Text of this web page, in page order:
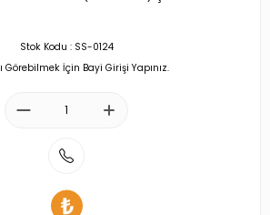
Stok Kodu : SS-0124
Görebilmek İçin Bayi Girişi Yapınız.